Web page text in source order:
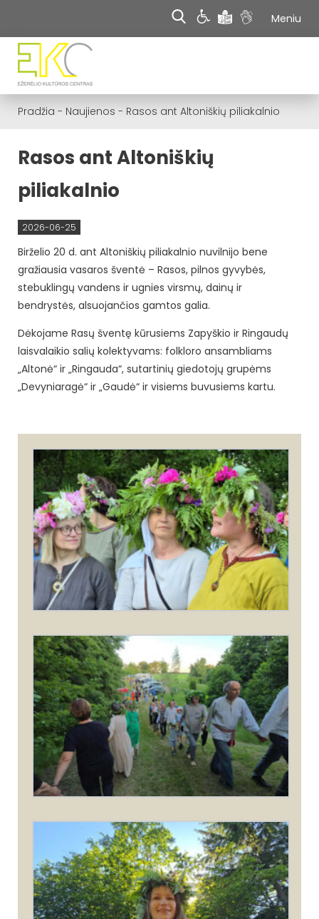
Meniu
Pradžia - Naujienos - Rasos ant Altoniškių piliakalnio
Rasos ant Altoniškių
piliakalnio
2026-06-25
Birželio 20 d. ant Altoniškių piliakalnio nuvilnijo bene
gražiausia vasaros šventė – Rasos, pilnos gyvybės,
stebuklingų vandens ir ugnies virsmų, dainų ir
bendrystės, alsuojančios gamtos galia.
Dėkojame Rasų šventę kūrusiems Zapyškio ir Ringaudų
laisvalaikio salių kolektyvams: folkloro ansambliams
„Altonė“ ir „Ringauda“, sutartinių giedotojų grupėms
„Devyniaragė“ ir „Gaudė“ ir visiems buvusiems kartu.